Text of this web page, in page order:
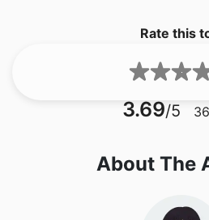
Rate this
3.69/5 36
About The